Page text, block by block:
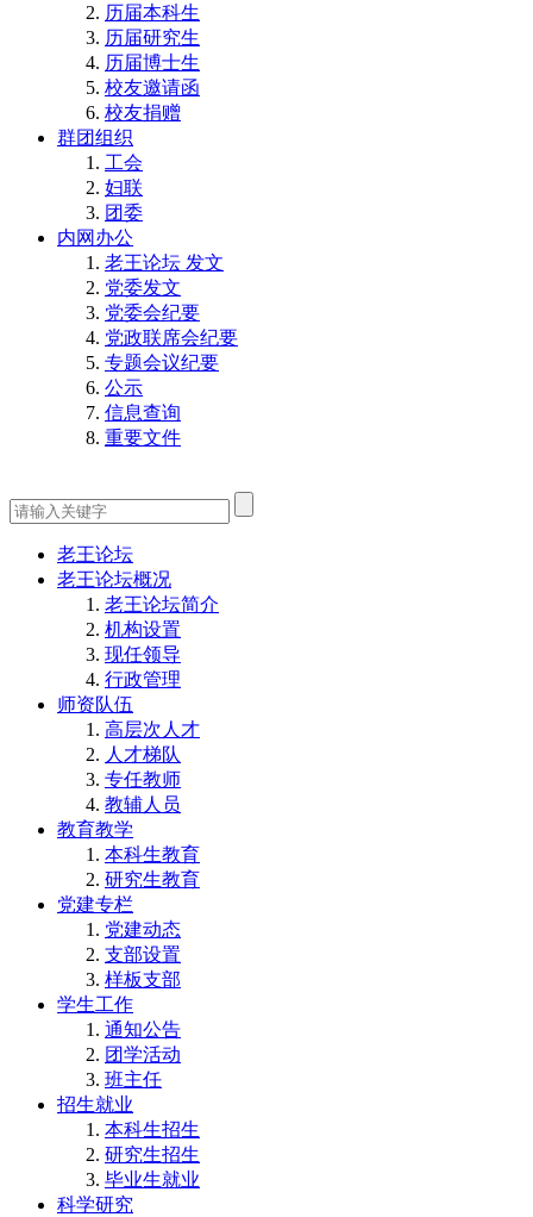
历届本科生
历届研究生
历届博士生
校友邀请函
校友捐赠
群团组织
工会
妇联
团委
内网办公
老王论坛 发文
党委发文
党委会纪要
党政联席会纪要
专题会议纪要
公示
信息查询
重要文件
老王论坛
老王论坛概况
老王论坛简介
机构设置
现任领导
行政管理
师资队伍
高层次人才
人才梯队
专任教师
教辅人员
教育教学
本科生教育
研究生教育
党建专栏
党建动态
支部设置
样板支部
学生工作
通知公告
团学活动
班主任
招生就业
本科生招生
研究生招生
毕业生就业
科学研究